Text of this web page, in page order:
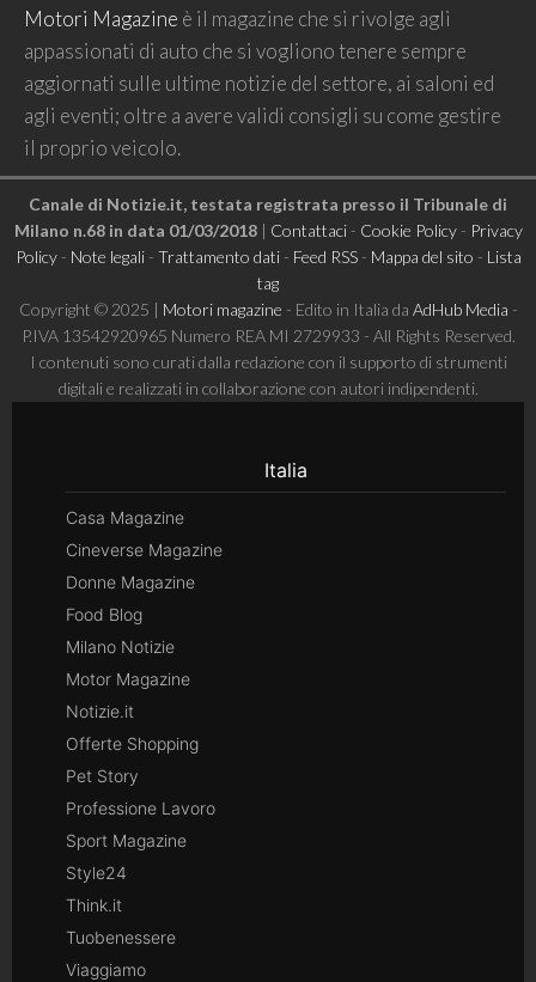
Motori Magazine è il magazine che si rivolge agli
appassionati di auto che si vogliono tenere sempre
aggiornati sulle ultime notizie del settore, ai saloni ed
agli eventi; oltre a avere validi consigli su come gestire
il proprio veicolo.
Canale di Notizie.it, testata registrata presso il Tribunale di
Milano n.68 in data 01/03/2018| Contattaci- Cookie Policy- Privacy
Policy- Note legali- Trattamento dati- Feed RSS- Mappa del sito - Lista
tag
Copyright © 2025 | Motori magazine - Edito in Italia da AdHub Media -
P.IVA 13542920965 Numero REA MI 2729933 - All Rights Reserved.
I contenuti sono curati dalla redazione con il supporto di strumenti
digitali e realizzati in collaborazione con autori indipendenti.
Italia
Casa Magazine
Cineverse Magazine
Donne Magazine
Food Blog
Milano Notizie
Motor Magazine
Notizie.it
Offerte Shopping
Pet Story
Professione Lavoro
Sport Magazine
Style24
Think.it
Tuobenessere
Viaggiamo